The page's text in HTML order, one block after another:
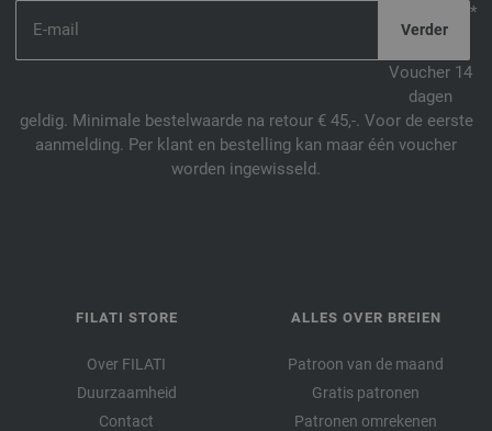
*
Voucher 14
dagen
geldig. Minimale bestelwaarde na retour € 45,-. Voor de eerste
aanmelding. Per klant en bestelling kan maar één voucher
worden ingewisseld.
FILATI STORE
Over FILATI
Duurzaamheid
Contact
ALLES OVER BREIEN
Patroon van de maand
Gratis patronen
Patronen omrekenen